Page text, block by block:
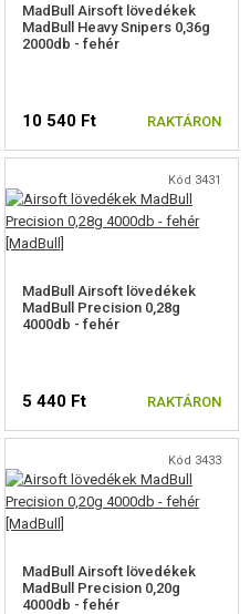
MadBull Airsoft lövedékek
MadBull Heavy Snipers 0,36g
2000db - fehér
10 540 Ft RAKTÁRON
Kód 3431
MadBull Airsoft lövedékek
MadBull Precision 0,28g
4000db - fehér
5 440 Ft RAKTÁRON
Kód 3433
MadBull Airsoft lövedékek
MadBull Precision 0,20g
4000db - fehér